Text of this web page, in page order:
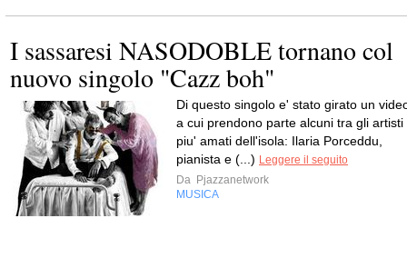
I sassaresi NASODOBLE tornano col
nuovo singolo "Cazz boh"
Di questo singolo e' stato girato un
a cui prendono parte alcuni tra gli artisti
piu' amati dell'isola: Ilaria Porceddu,
pianista e (...) Leggere il seguito
Da Pjazzanetwork
MUSICA